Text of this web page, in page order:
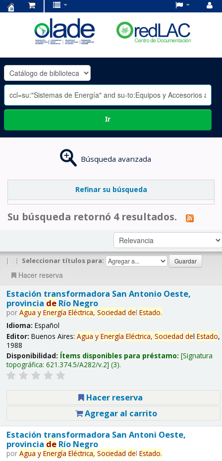
OLADE
-
Ir
Búsqueda avanzada
Refinar su búsqueda
Su búsqueda retornó 4 resultados.
| | Seleccionar títulos para:
Hacer reserva
Estación transformadora San Antonio Oeste,
provincia deRío Negro
por Agua y Energía Eléctrica, Sociedad del Estado.
Idioma: Español
Editor: Buenos Aires: Agua y Energía Eléctrica, Sociedad del Estado,
1988
Disponibilidad: Ítems disponibles para préstamo: Signatura
topográfica: 621.374.5/A282/v.2 (3).
Hacer reserva
Agregar al carrito
Estación transformadora San Antoni Oeste,
provincia deRío Negro
por Agua y Energía Eléctrica, Sociedad del Estado.